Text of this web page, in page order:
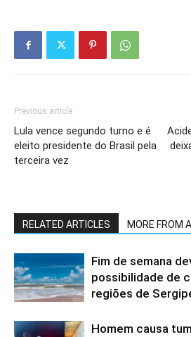
Previous article
Lula vence segundo turno e é
eleito presidente do Brasil pela
terceira vez
RELATED ARTICLES MORE FROM
Fim de semana
possibilidade de
regiões de
Homem causa